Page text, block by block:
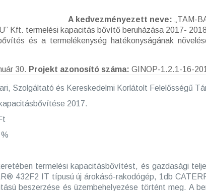
A kedvezményezett neve: „TAM-
Kft. termelési kapacitás bővítő beruházása 2017-
és a termelékenység hatékonyságának
30. Projekt azonosító száma: GINOP-1.2.1-16-
Szolgáltató és Kereskedelmi Korlátolt Felelősségű
2017.
termelési kapacitásbővítést, és gazdasági
432F2 IT típusú új árokásó-rakodógép, 1db
beszerzése és üzembehelyezése történt meg. A